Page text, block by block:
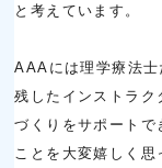
と考えています。
AAAには理学療法
残したインストラク
づくりをサポートで
ことを大変嬉しく思